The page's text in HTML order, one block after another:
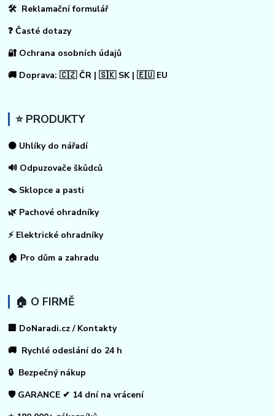
🛠 Reklamační formulář
❓ Časté dotazy
🔐 Ochrana osobních údajů
🚚 Doprava: 🇨🇿 ČR | 🇸🇰 SK | 🇪🇺 EU
⭐ PRODUKTY
⚫ Uhlíky do nářadí
🔊 Odpuzovače škůdců
🪤 Sklopce a pasti
🌿 Pachové ohradníky
⚡ Elektrické ohradníky
🏠 Pro dům a zahradu
🏠 O FIRMĚ
🏢 DoNaradi.cz / Kontakty
🚚 Rychlé odeslání do 24 h
🔒 Bezpečný nákup
🛡️ GARANCE ✔ 14 dní na vrácení